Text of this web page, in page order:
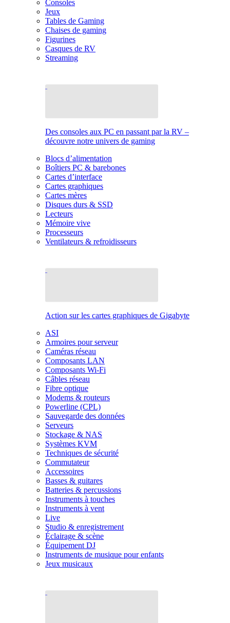
Consoles
Jeux
Tables de Gaming
Chaises de gaming
Figurines
Casques de RV
Streaming
Des consoles aux PC en passant par la RV –
découvre notre univers de gaming
Blocs d’alimentation
Boîtiers PC & barebones
Cartes d’interface
Cartes graphiques
Cartes mères
Disques durs & SSD
Lecteurs
Mémoire vive
Processeurs
Ventilateurs & refroidisseurs
Action sur les cartes graphiques de Gigabyte
ASI
Armoires pour serveur
Caméras réseau
Composants LAN
Composants Wi-Fi
Câbles réseau
Fibre optique
Modems & routeurs
Powerline (CPL)
Sauvegarde des données
Serveurs
Stockage & NAS
Systèmes KVM
Techniques de sécurité
Commutateur
Accessoires
Basses & guitares
Batteries & percussions
Instruments à touches
Instruments à vent
Live
Studio & enregistrement
Éclairage & scène
Équipement DJ
Instruments de musique pour enfants
Jeux musicaux